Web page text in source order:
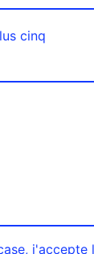
cinq